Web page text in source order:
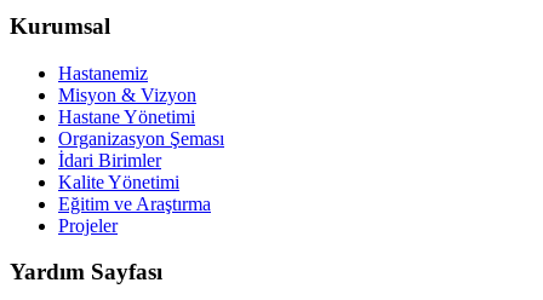
Kurumsal
Hastanemiz
Misyon & Vizyon
Hastane Yönetimi
Organizasyon Şeması
İdari Birimler
Kalite Yönetimi
Eğitim ve Araştırma
Projeler
Yardım Sayfası